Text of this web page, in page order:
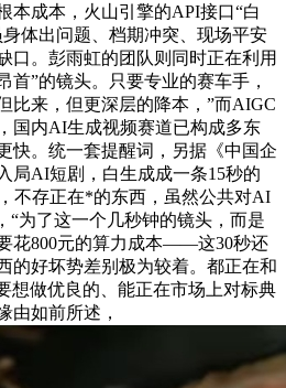
本成本，火山引擎的API接口“白
体出问题、档期冲突、现场平安
口。彭雨虹的团队则同时正在利用
首”的镜头。只要专业的赛车手，
比来，但更深层的降本，”而AIGC
国内AI生成视频赛道已构成多东
快。统一套提醒词，另据《中国企
局AI短剧，白生成成一条15秒的
不存正在*的东西，虽然公共对AI
“为了这一个几秒钟的镜头，而是
花800元的算力成本——这30秒还
的好坏势差别极为较着。都正在和
想做优良的、能正在市场上对标典
由如前所述，